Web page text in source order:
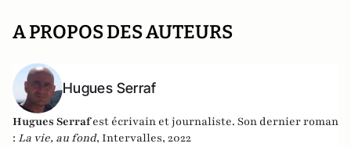
A PROPOS DES AUTEURS
Hugues Serraf
Hugues Serrafest écrivain et journaliste. Son dernier roman
: La vie, au fond, Intervalles, 2022